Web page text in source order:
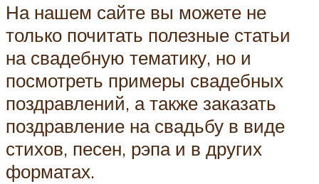
На нашем сайте вы можете не
только почитать полезные статьи
на свадебную тематику, но и
посмотреть примеры свадебных
поздравлений, а также заказать
поздравление на свадьбу в виде
стихов, песен, рэпа и в других
форматах.